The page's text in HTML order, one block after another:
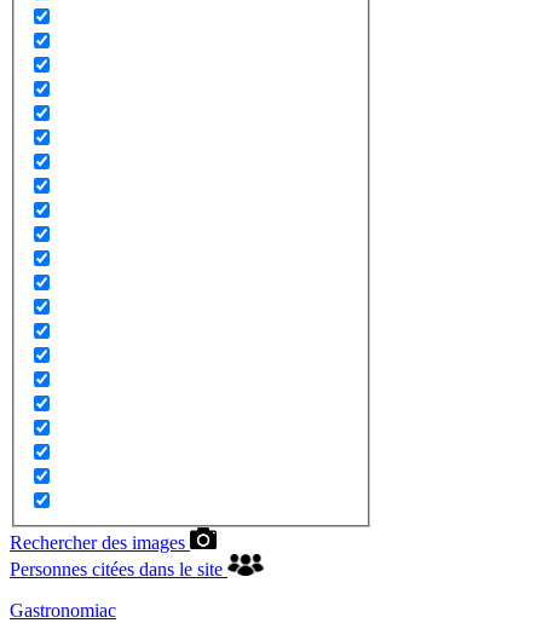
Rechercher des images
Personnes citées dans le site
Gastronomiac